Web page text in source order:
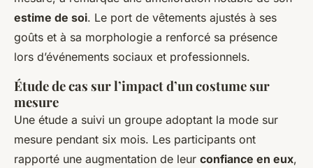
estime de soi. Le port de vêtements ajustés à ses
goûts et à sa morphologie a renforcé sa présence
lors d’événements sociaux et professionnels.
Étude de cas sur l’impact d’un costume sur
mesure
Une étude a suivi un groupe adoptant la mode sur
mesure pendant six mois. Les participants ont
rapporté une augmentation de leur confiance en eux,